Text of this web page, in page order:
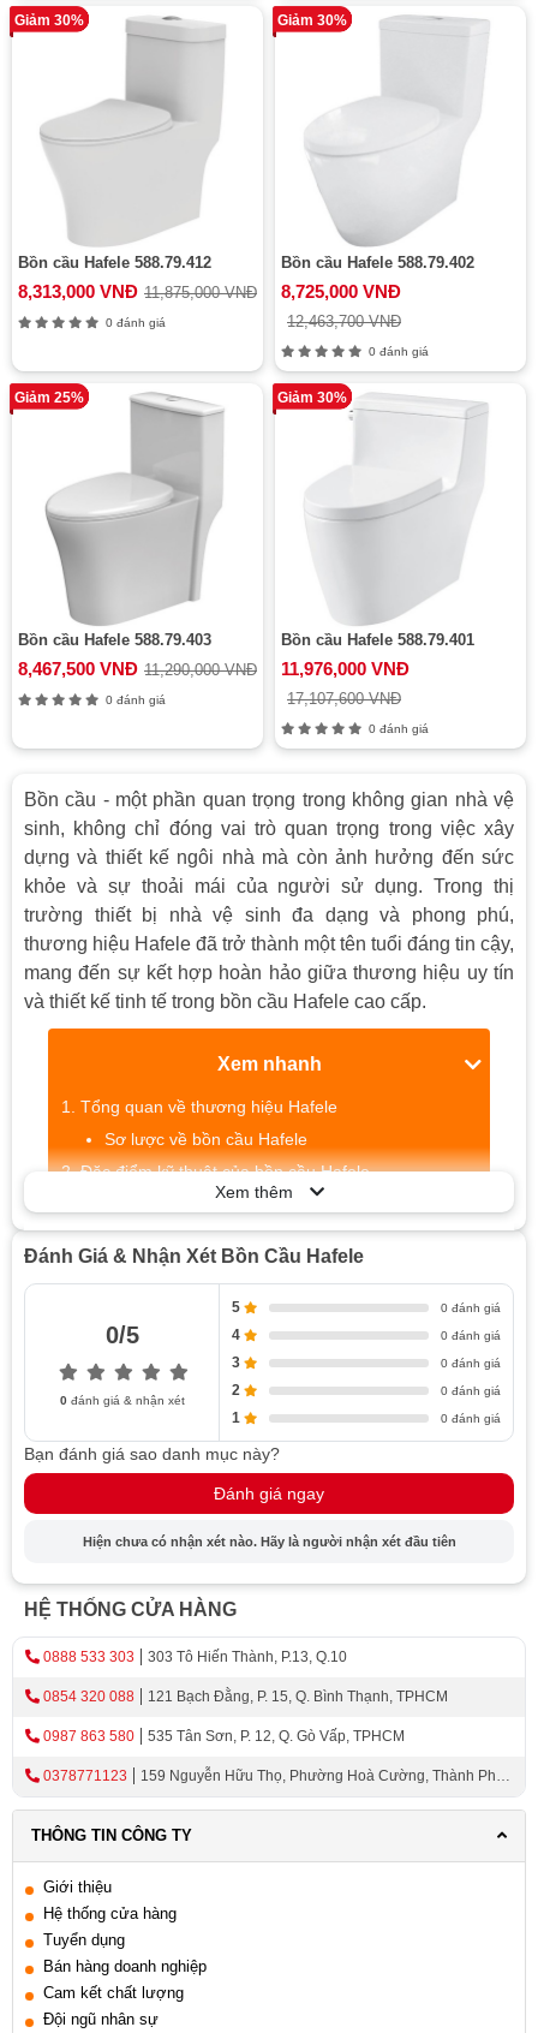
Giảm 30%
Bồn cầu Hafele 588.79.412
8,313,000 VNĐ 11,875,000 VNĐ
0 đánh giá
Giảm 30%
Bồn cầu Hafele 588.79.402
8,725,000 VNĐ
12,463,700 VNĐ
0 đánh giá
Giảm 25%
Bồn cầu Hafele 588.79.403
8,467,500 VNĐ 11,290,000 VNĐ
0 đánh giá
Giảm 30%
Bồn cầu Hafele 588.79.401
11,976,000 VNĐ
17,107,600 VNĐ
0 đánh giá
Bồn cầu - một phần quan trọng trong không gian nhà vệ
sinh, không chỉ đóng vai trò quan trọng trong việc xây
dựng và thiết kế ngôi nhà mà còn ảnh hưởng đến sức
khỏe và sự thoải mái của người sử dụng. Trong thị
trường thiết bị nhà vệ sinh đa dạng và phong phú,
thương hiệu Hafele đã trở thành một tên tuổi đáng tin cậy,
mang đến sự kết hợp hoàn hảo giữa thương hiệu uy tín
và thiết kế tinh tế trong bồn cầu Hafele cao cấp.
Xem nhanh
Tổng quan về thương hiệu Hafele
Sơ lược về bồn cầu Hafele
Đặc điểm kỹ thuật của bồn cầu Hafele
Thiết kế đa dạng và tinh tế
Bồn cầu Hafele 1 khối
Bồn cầu Hafele 2 khối
Bồn cầu Hafele treo tường
Chất liệu cao cấp: độ bền và dễ lau chùi
Công nghệ xả hiệu quả và thân thiện môi trường
Lợi ích khi sử dụng bồn cầu Hafele
Sự tiện lợi và thoải mái khi sử dụng
Độ bền cao và dễ dàng trong việc bảo trì
Hướng dẫn chọn mua bồn cầu Hafele
Thiết kế và tính thẩm mỹ
Độ tin cậy và dịch vụ hậu mãi
Tổng Quan Về Thương Hiệu Hafele
Hafele, một thương hiệu có uy tín và tiếng vang toàn cầu,
được biết đến với việc cung cấp các sản phẩm và giải
pháp tiện ích cho ngôi nhà và không gian làm việc.
Hafele không chỉ là một doanh nghiệp, mà còn là một tập
đoàn đa quốc gia với hơn 40 chi nhánh trên khắp thế
giới. Thương hiệu này đã từng bước xây dựng một hệ
sinh thái đồng bộ, đáp ứng mọi nhu cầu của khách hàng
từ thiết kế nội thất đến các sản phẩm công nghệ thông
minh cho ngôi nhà.
Xem thêm
Đánh Giá & Nhận Xét Bồn Cầu Hafele
0/5
0đánh giá & nhận xét
5 0 đánh giá
4 0 đánh giá
3 0 đánh giá
2 0 đánh giá
1 0 đánh giá
Bạn đánh giá sao danh mục này?
Đánh giá ngay
Hiện chưa có nhận xét nào. Hãy là người nhận xét đầu tiên
HỆ THỐNG CỬA HÀNG
0888 533 303 303 Tô Hiến Thành, P.13, Q.10
0854 320 088 121 Bạch Đằng, P. 15, Q. Bình Thạnh, TPHCM
0987 863 580 535 Tân Sơn, P. 12, Q. Gò Vấp, TPHCM
0378771123
159 Nguyễn Hữu Thọ, Phường Hoà Cường, Thành Phố
THÔNG TIN CÔNG TY
Giới thiệu
Hệ thống cửa hàng
Tuyển dụng
Bán hàng doanh nghiệp
Cam kết chất lượng
Đội ngũ nhân sự